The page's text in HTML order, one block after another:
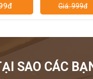
Giá: 99đ
SAO CÁC